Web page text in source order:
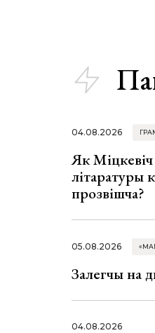
04.08.2026
Як
літаратуры
прозвішча?
05.08.2026
Залегчы на
04.08.2026